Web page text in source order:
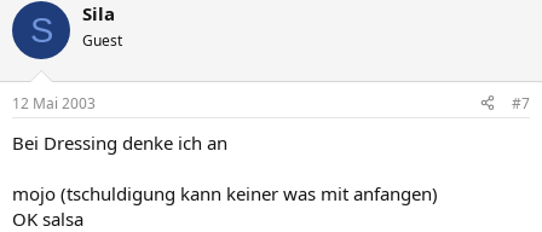
S Sila
Guest
12 Mai 2003 #7
Bei Dressing denke ich an
mojo (tschuldigung kann keiner was mit anfangen)
OK salsa